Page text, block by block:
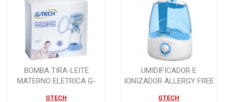
BOMBA TIRA-LEITE
MATERNO ELETRICA G-
GTECH
UMIDIFICADOR E
IONIZADOR ALLERGY FREE
GTECH